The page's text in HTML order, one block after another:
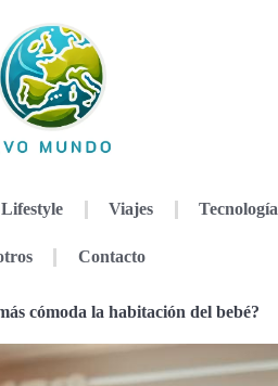
Lifestyle Viajes Tecnología
Contacto
cómoda la habitación del bebé?